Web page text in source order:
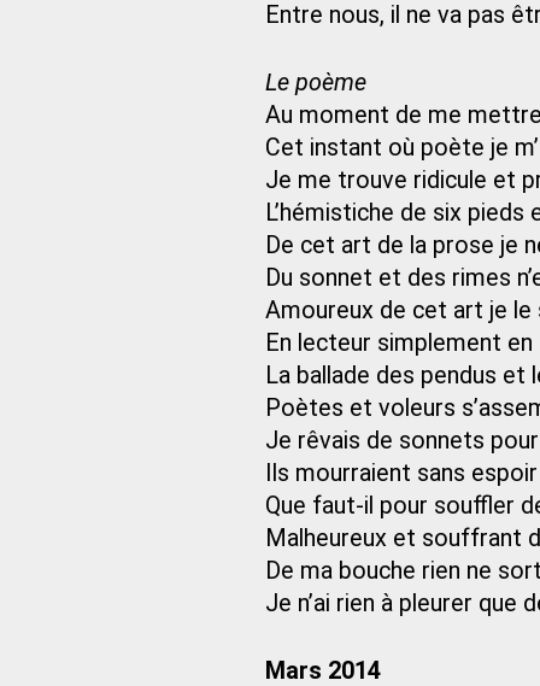
Entre nous, il ne va pas
Le poème
Au moment de me
Cet instant où poète je
Je me trouve ridicule et
L’hémistiche de six pieds
De cet art de la prose je
Du sonnet et des rimes
Amoureux de cet art je le
En lecteur simplement
La ballade des pendus et
Poètes et voleurs
Je rêvais de sonnets
Ils mourraient sans
Que faut-il pour souffler
Malheureux et souffrant
De ma bouche rien ne
Je n’ai rien à pleurer que
Mars 2014